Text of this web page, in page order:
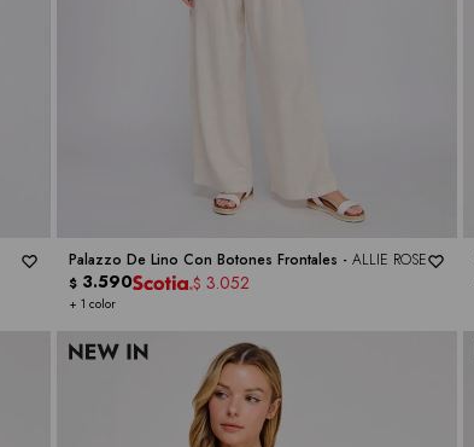
Palazzo De Lino Con Botones Frontales - ALLIE ROSE
+ 1 color
$ 3.590 $ 3.052